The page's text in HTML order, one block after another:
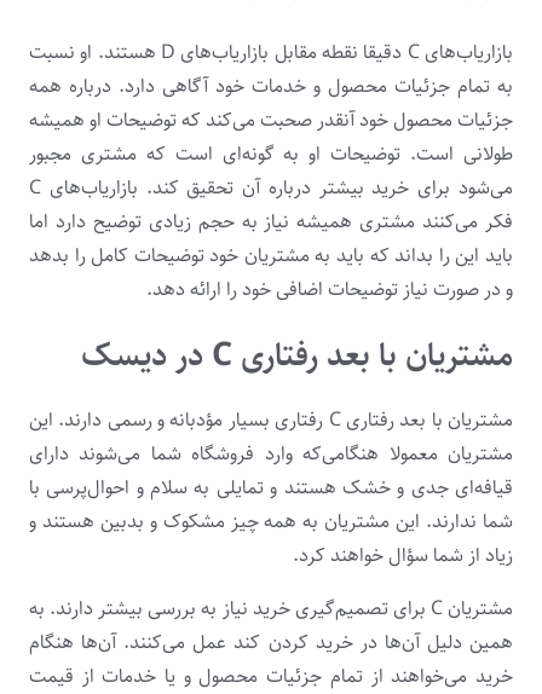
بازاریاب‌های C دقیقا نقطه مقابل بازاریاب‌های D هستند. او نسبت
به تمام جزئیات محصول و خدمات خود آگاهی دارد. درباره همه
جزئیات محصول خود آنقدر صحبت می‌کند که توضیحات او همیشه
طولانی است. توضیحات او به گونه‌ای است که مشتری مجبور
می‌شود برای خرید بیشتر درباره آن تحقیق کند. بازاریاب‌های C
فکر می‌کنند مشتری همیشه نیاز به حجم زیادی توضیح دارد اما
باید این را بداند که باید به مشتریان خود توضیحات کامل را بدهد
و در صورت نیاز توضیحات اضافی خود را ارائه دهد.
مشتریان با بعد رفتاری C در دیسک
مشتریان با بعد رفتاری C رفتاری بسیار مؤدبانه و رسمی دارند. این
مشتریان معمولا هنگامی‌که وارد فروشگاه شما می‌شوند دارای
قیافه‌ای جدی و خشک هستند و تمایلی به سلام و احوال‌پرسی با
شما ندارند. این مشتریان به همه چیز مشکوک و بدبین هستند و
زیاد از شما سؤال خواهند کرد.
مشتریان C برای تصمیم‌گیری خرید نیاز به بررسی بیشتر دارند. به
همین دلیل آن‌ها در خرید کردن کند عمل می‌کنند. آن‌ها هنگام
خرید می‌خواهند از تمام جزئیات محصول و یا خدمات از قیمت